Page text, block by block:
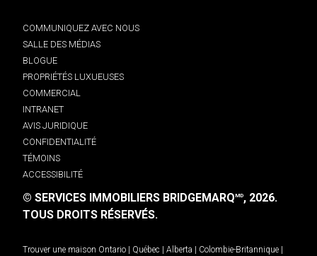
COMMUNIQUEZ AVEC NOUS
SALLE DES MÉDIAS
BLOGUE
PROPRIÉTÉS LUXUEUSES
COMMERCIAL
INTRANET
AVIS JURIDIQUE
CONFIDENTIALITÉ
TÉMOINS
ACCESSIBILITÉ
© SERVICES IMMOBILIERS BRIDGEMARQMD, 2026.
TOUS DROITS RÉSERVÉS.
Trouver une maison Ontario Québec Alberta Colombie-Britannique